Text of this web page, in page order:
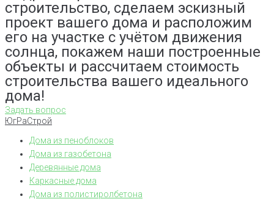
строительство, сделаем эскизный
проект вашего дома и расположим
его на участке с учётом движения
солнца, покажем наши построенные
объекты и рассчитаем стоимость
строительства вашего идеального
дома!
Задать вопрос
ЮгРаСтрой
Дома из пеноблоков
Дома из газобетона
Деревянные дома
Каркасные дома
Дома из полистиролбетона